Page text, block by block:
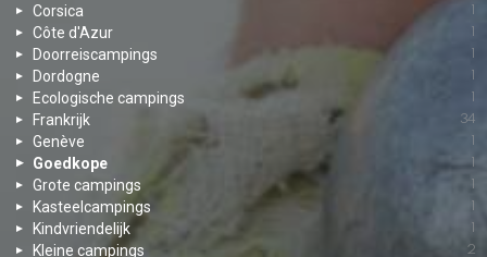
Corsica
Côte d'Azur
Doorreiscampings
Dordogne
Ecologische campings
Frankrijk 34
Genève
Goedkope
Grote campings
Kasteelcampings
Kindvriendelijk
Kleine campings 2